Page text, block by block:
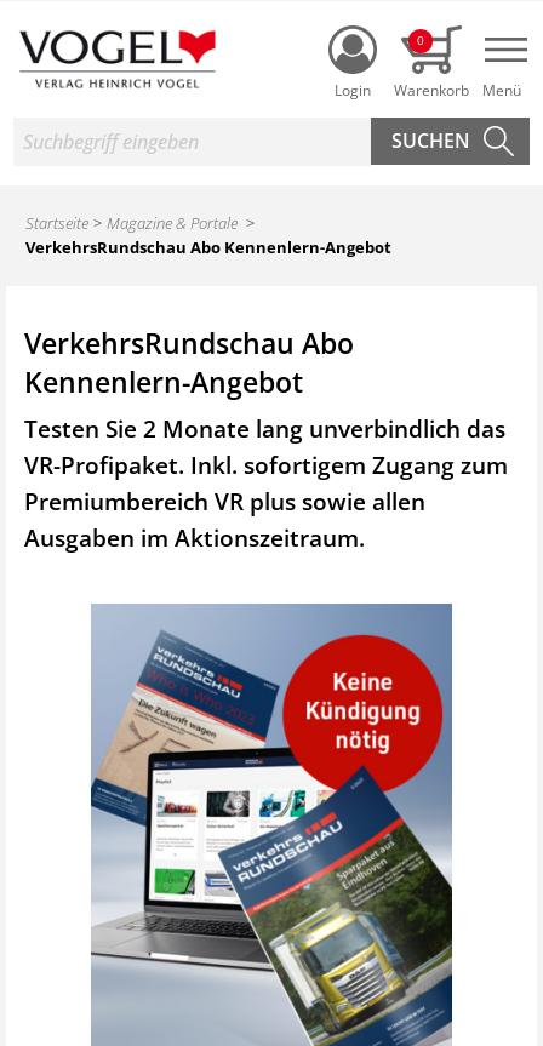
Login
0
Suche
Startseite
Magazine & Portale
VerkehrsRundschau Abo Kennenlern-Angebot
VerkehrsRundschau Abo
Kennenlern-Angebot
Testen Sie 2 Monate lang unverbindlich das
VR-Profipaket. Inkl. sofortigem Zugang zum
Premiumbereich VR plus sowie allen
Ausgaben im Aktionszeitraum.